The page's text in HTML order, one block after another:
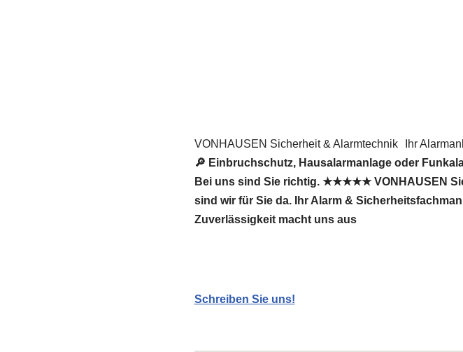
VONHAUSEN Sicherheit & Alarmtechnik
Ihr
🔎 Einbruchschutz, Hausalarmanlage oder
Bei uns sind Sie richtig. ★★★★★ VONHAUSEN
sind wir für Sie da. Ihr Alarm &
Zuverlässigkeit macht uns aus
Schreiben Sie uns!